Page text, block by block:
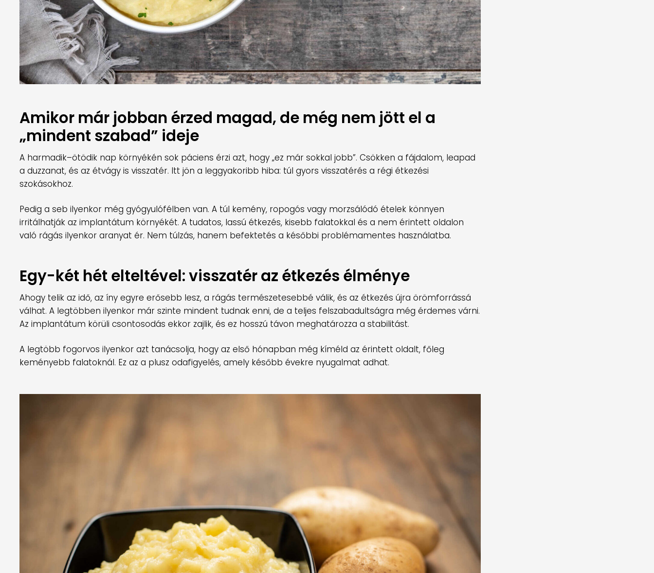
Amikor már jobban érzed magad, de még nem jött el a
„mindent szabad” ideje
A harmadik–ötödik nap környékén sok páciens érzi azt, hogy „ez már sokkal jobb”. Csökken a fájdalom, leapad
a duzzanat, és az étvágy is visszatér. Itt jön a leggyakoribb hiba: túl gyors visszatérés a régi étkezési
szokásokhoz.
Pedig a seb ilyenkor még gyógyulófélben van. A túl kemény, ropogós vagy morzsálódó ételek könnyen
irritálhatják az implantátum környékét. A tudatos, lassú étkezés, kisebb falatokkal és a nem érintett oldalon
való rágás ilyenkor aranyat ér. Nem túlzás, hanem befektetés a későbbi problémamentes használatba.
Egy-két hét elteltével: visszatér az étkezés élménye
Ahogy telik az idő, az íny egyre erősebb lesz, a rágás természetesebbé válik, és az étkezés újra örömforrássá
válhat. A legtöbben ilyenkor már szinte mindent tudnak enni, de a teljes felszabadultságra még érdemes várni.
Az implantátum körüli csontosodás ekkor zajlik, és ez hosszú távon meghatározza a stabilitást.
A legtöbb fogorvos ilyenkor azt tanácsolja, hogy az első hónapban még kíméld az érintett oldalt, főleg
keményebb falatoknál. Ez az a plusz odafigyelés, amely később évekre nyugalmat adhat.